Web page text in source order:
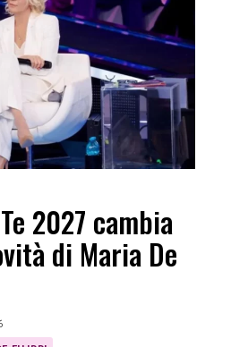
2027 cambia
di Maria De